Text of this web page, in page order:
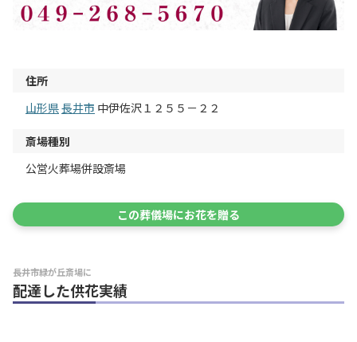
住所
山形県長井市 中伊佐沢１２５５－２２
斎場種別
公営火葬場併設斎場
この葬儀場にお花を贈る
長井市緑が丘斎場に
配達した供花実績